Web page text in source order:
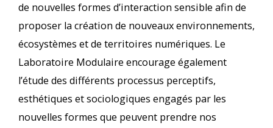
de nouvelles formes d’interaction sensible afin de
proposer la création de nouveaux environnements,
écosystèmes et de territoires numériques. Le
Laboratoire Modulaire encourage également
l’étude des différents processus perceptifs,
esthétiques et sociologiques engagés par les
nouvelles formes que peuvent prendre nos